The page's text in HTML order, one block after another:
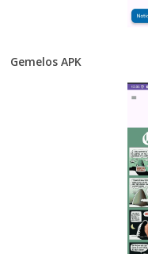
Gemelos APK